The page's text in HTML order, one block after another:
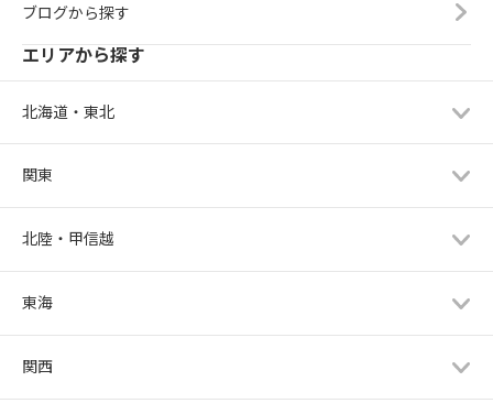
ブログから探す
エリアから探す
北海道・東北
関東
北陸・甲信越
東海
関西